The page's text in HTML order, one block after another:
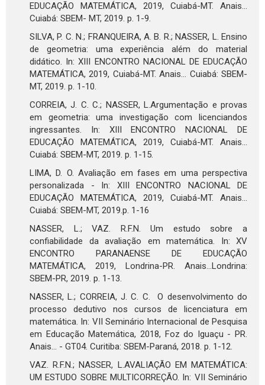
EDUCAÇÃO MATEMÁTICA, 2019, Cuiabá-MT. Anais...
Cuiabá: SBEM- MT, 2019. p. 1-9.
SILVA, P. C. N.; FRANQUEIRA, A. B. R.; NASSER, L. Ensino
de geometria: uma experiência além do material
didático. In: XIII ENCONTRO NACIONAL DE EDUCAÇÃO
MATEMÁTICA, 2019, Cuiabá-MT. Anais... Cuiabá: SBEM-
MT, 2019. p. 1-10.
CORREIA, J. C. C.; NASSER, L.Argumentação e provas
em geometria: uma investigação com licenciandos
ingressantes. In: XIII ENCONTRO NACIONAL DE
EDUCAÇÃO MATEMÁTICA, 2019, Cuiabá-MT. Anais...
Cuiabá: SBEM-MT, 2019. p. 1-15.
LIMA, D. O. Avaliação em fases em uma perspectiva
personalizada - In: XIII ENCONTRO NACIONAL DE
EDUCAÇÃO MATEMÁTICA, 2019, Cuiabá-MT. Anais...
Cuiabá: SBEM-MT, 2019.p. 1-16
NASSER, L.; VAZ. R.F.N. Um estudo sobre a
confiabilidade da avaliação em matemática. In: XV
ENCONTRO PARANAENSE DE EDUCAÇÃO
MATEMÁTICA, 2019, Londrina-PR. Anais...Londrina:
SBEM-PR, 2019. p. 1-13.
NASSER, L.; CORREIA, J. C. C. O desenvolvimento do
processo dedutivo nos cursos de licenciatura em
matemática. In: VII Seminário Internacional de Pesquisa
em Educação Matemática, 2018, Foz do Iguaçu - PR.
Anais... - GT04. Curitiba: SBEM-Paraná, 2018. p. 1-12.
VAZ. R.F.N.; NASSER, L.AVALIAÇÃO EM MATEMÁTICA:
UM ESTUDO SOBRE MULTICORREÇÃO. In: VII Seminário